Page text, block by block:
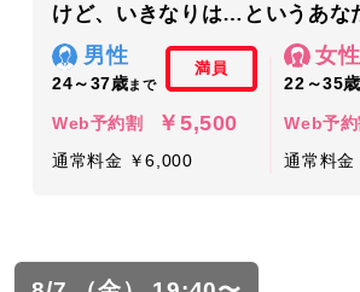
けど、いきなりは…というあな
男性
24～37歳まで
満員
Web予約割 ￥5,500
通常料金 ￥6,000
女性
22～35歳
Web予約
通常料